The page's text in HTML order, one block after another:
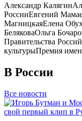
Александр Калягин
РоссииЕвгений
МагницкаяЕлена
БеляковаОльга
Правительства
культурыПремия
В России
Все новости